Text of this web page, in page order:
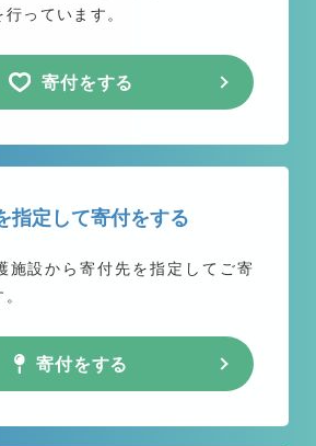
っています。
寄付をする
指定して寄付をする
施設から寄付先を指定してご寄
寄付をする